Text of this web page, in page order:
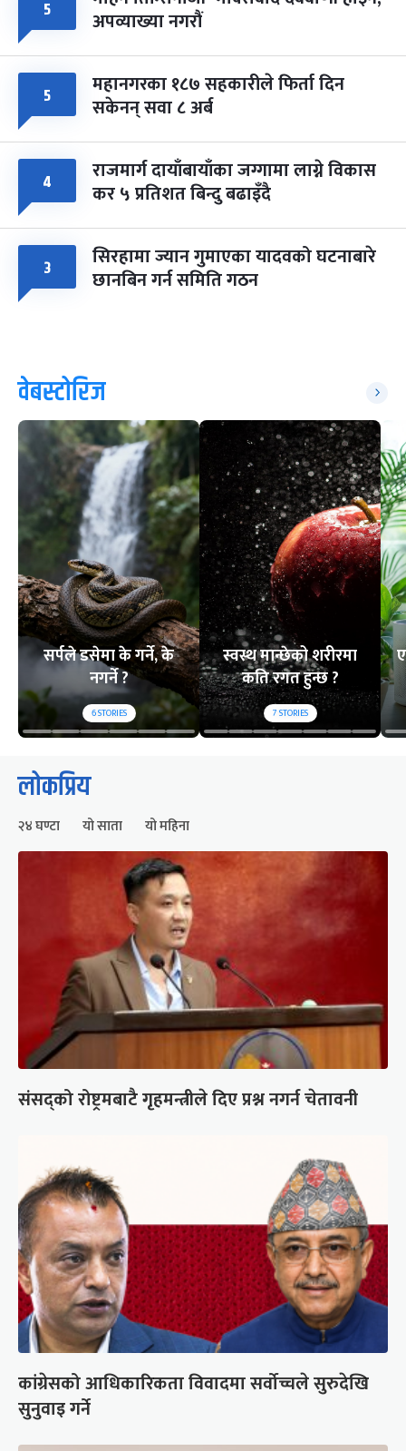
५ अपव्याख्या नगरौं
५ महानगरका १८७ सहकारीले फिर्ता दिन
सकेनन् सवा ८ अर्ब
४ राजमार्ग दायाँबायाँका जग्गामा लाग्ने विकास
कर ५ प्रतिशत बिन्दु बढाइँदै
३ सिरहामा ज्यान गुमाएका यादवको घटनाबारे
छानबिन गर्न समिति गठन
वेबस्टोरिज
सर्पले डसेमा के गर्ने, के
नगर्ने ?
6STORIES
स्वस्थ मान्छेको शरीरमा
कति रगत हुन्छ ?
7STORIES
लोकप्रिय
२४ घण्टा यो साता यो महिना
संसद्को रोष्ट्रमबाटै गृहमन्त्रीले दिए प्रश्न नगर्न चेतावनी
कांग्रेसको आधिकारिकता विवादमा सर्वोच्चले सुरुदेखि
सुनुवाइ गर्ने